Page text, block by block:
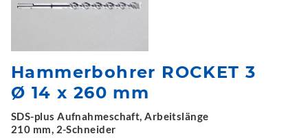
Hammerbohrer ROCKET 3
Ø 14 x 260 mm
SDS-plus Aufnahmeschaft, Arbeitslänge
210 mm, 2-Schneider